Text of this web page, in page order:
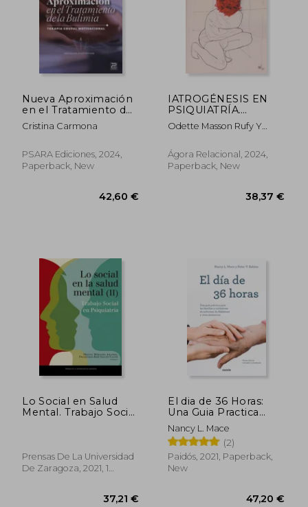
Nueva Aproximación
en el Tratamiento de
la Bulimia. Terapia
Grupal Motivacional
Cristina Carmona
PSARA Ediciones, 2024,
Paperback, New
42,60 €
IATROGÉNESIS EN
PSIQUIATRÍA.
Cuidados que hacen
enfermar (in Spanish)
Odette Masson Rufy Y
Ágora Relacional, 2024,
Paperback, New
Lo Social en Salud
Mental. Trabajo Social
Spanish)
Prensas De La Universidad
De Zaragoza, 2021, 1
El dia de 36 Horas:
Una Guia Practica
Para las Familias y
Cuidadoresde
Enfermos de
Alzheimer y Otras
Demencias: Nueva ed.
Nancy L. Mace
(2)
Paidós, 2021, Paperback,
New